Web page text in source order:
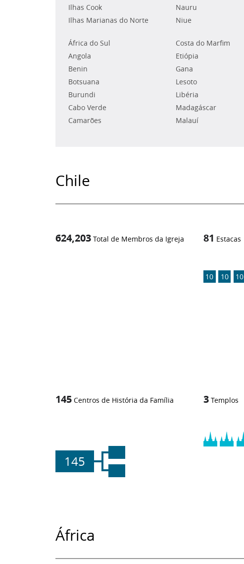
Ilhas Cook
Ilhas Marianas do Norte
Nauru
Niue
África do Sul
Angola
Benin
Botsuana
Burundi
Cabo Verde
Camarões
Costa do Marfim
Etiópia
Gana
Lesoto
Libéria
Madagáscar
Malauí
Chile
624,203 Total de Membros da Igreja 81 Estacas
10 10 10
145 Centros de História da Família
145
3 Templos
África